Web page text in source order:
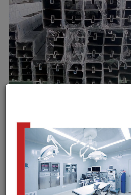
máy móc hiện đại thì 3ATECH là
đáng cân...